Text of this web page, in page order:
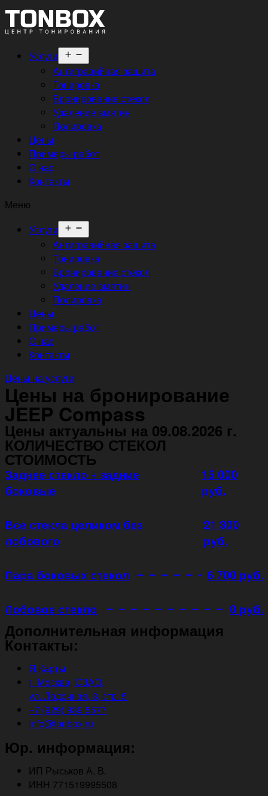
Услуги
меню
Антигравийная защита
Тонировка
Бронирование стёкол
Удаление вмятин
Полировка
Цены
Примеры работ
О нас
Контакты
Меню
Услуги
меню
Антигравийная защита
Тонировка
Бронирование стёкол
Удаление вмятин
Полировка
Цены
Примеры работ
О нас
Контакты
Цены на услуги
Цены на бронирование
JEEP Compass
Цены актуальны на 09.08.2026 г.
КОЛИЧЕСТВО СТЕКОЛ
СТОИМОСТЬ
Заднее стекло + задние
боковые
15 000
руб.
Все стекла целиком без
лобового
21 300
руб.
Пара боковых стекол 6 700 руб.
Лобовое стекло 0 руб.
Дополнительная информация
Контакты:
Я.Карты
г. Москва, СЗАО,
ул. Лодочная, 3, стр. 5
+7 (929) 939 5577
info@tonbox.ru
Юр. информация:
ИП Рыськов А. В.
ИНН 771519995508